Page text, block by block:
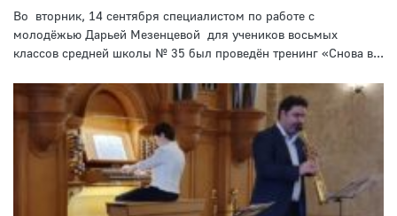
Во вторник, 14 сентября специалистом по работе с
молодёжью Дарьей Мезенцевой для учеников восьмых
классов средней школы № 35 был проведён тренинг «Снова в...